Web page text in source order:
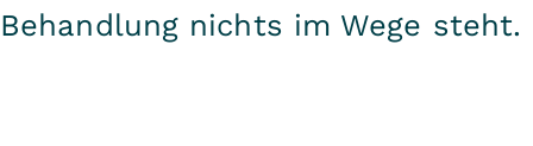
Behandlung nichts im Wege steht.